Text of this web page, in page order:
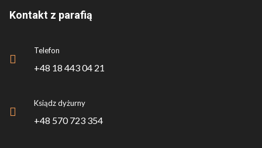
Kontakt z parafią
Telefon
+48 18 443 04 21
Ksiądz dyżurny
+48 570 723 354